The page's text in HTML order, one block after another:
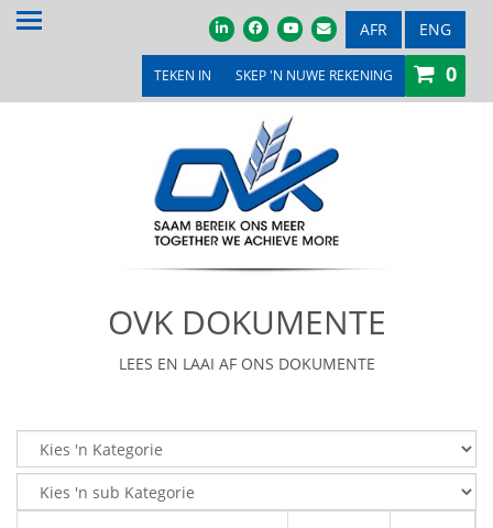
AFR ENG
TEKEN IN SKEP 'N NUWE REKENING 0
TUIS
PROMOSIES & KOMPETISIES
VEILINGS & TENDERS
KONTAK ONS
OVK DOKUMENTE
LEES EN LAAI AF ONS DOKUMENTE